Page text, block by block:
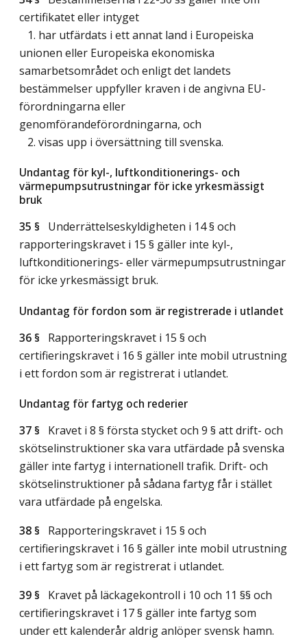
certifikatet eller intyget
1. har utfärdats i ett annat land i Europeiska
unionen eller Europeiska ekonomiska
samarbetsområdet och enligt det landets
bestämmelser uppfyller kraven i de angivna EU-
förordningarna eller
genomförandeförordningarna, och
2. visas upp i översättning till svenska.
Undantag för kyl-, luftkonditionerings- och
värmepumpsutrustningar för icke yrkesmässigt
bruk
35 § Underrättelseskyldigheten i 14 § och
rapporteringskravet i 15 § gäller inte kyl-,
luftkonditionerings- eller värmepumpsutrustningar
för icke yrkesmässigt bruk.
Undantag för fordon som är registrerade i utlandet
36 § Rapporteringskravet i 15 § och
certifieringskravet i 16 § gäller inte mobil utrustning
i ett fordon som är registrerat i utlandet.
Undantag för fartyg och rederier
37 § Kravet i 8 § första stycket och 9 § att drift- och
skötselinstruktioner ska vara utfärdade på svenska
gäller inte fartyg i internationell trafik. Drift- och
skötselinstruktioner på sådana fartyg får i stället
vara utfärdade på engelska.
38 § Rapporteringskravet i 15 § och
certifieringskravet i 16 § gäller inte mobil utrustning
i ett fartyg som är registrerat i utlandet.
39 § Kravet på läckagekontroll i 10 och 11 §§ och
certifieringskravet i 17 § gäller inte fartyg som
under ett kalenderår aldrig anlöper svensk hamn.